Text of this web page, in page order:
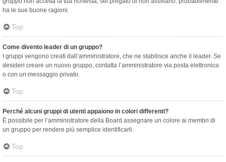
ha le sue buone ragioni.
Top
Come divento leader di un gruppo?
I gruppi vengono creati dall’amministratore, che ne stabilisce anche il leader. Se
desideri creare un nuovo gruppo, contatta l’amministratore via posta elettronica
o con un messaggio privato.
Top
Perché alcuni gruppi di utenti appaiono in colori differenti?
È possibile per l’amministratore della Board assegnare un colore ai membri di
un gruppo per rendere più semplice identificarli.
Top